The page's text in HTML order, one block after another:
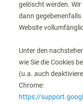
gelöscht werden. Wir
dann
Website
Unter den
wie Sie die Cookies
(u.a. auch
Chrome:
https://